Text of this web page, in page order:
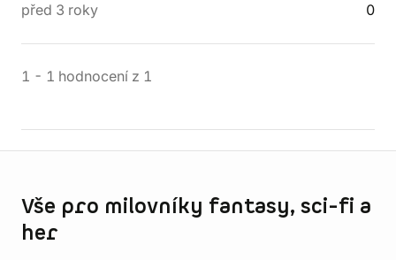
před 3 roky 0
1 - 1 hodnocení z 1
Vše pro milovníky fantasy, sci-fi a
her